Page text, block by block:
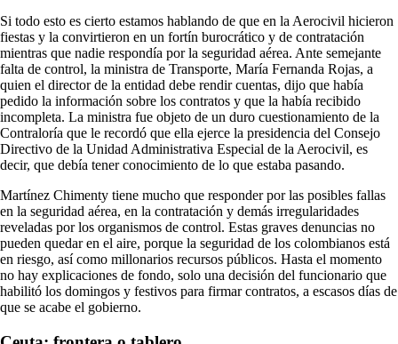
Si todo esto es cierto estamos hablando de que en la Aerocivil hicieron
fiestas y la convirtieron en un fortín burocrático y de contratación
mientras que nadie respondía por la seguridad aérea. Ante semejante
falta de control, la ministra de Transporte, María Fernanda Rojas, a
quien el director de la entidad debe rendir cuentas, dijo que había
pedido la información sobre los contratos y que la había recibido
incompleta. La ministra fue objeto de un duro cuestionamiento de la
Contraloría que le recordó que ella ejerce la presidencia del Consejo
Directivo de la Unidad Administrativa Especial de la Aerocivil, es
decir, que debía tener conocimiento de lo que estaba pasando.
Martínez Chimenty tiene mucho que responder por las posibles fallas
en la seguridad aérea, en la contratación y demás irregularidades
reveladas por los organismos de control. Estas graves denuncias no
pueden quedar en el aire, porque la seguridad de los colombianos está
en riesgo, así como millonarios recursos públicos. Hasta el momento
no hay explicaciones de fondo, solo una decisión del funcionario que
habilitó los domingos y festivos para firmar contratos, a escasos días de
que se acabe el gobierno.